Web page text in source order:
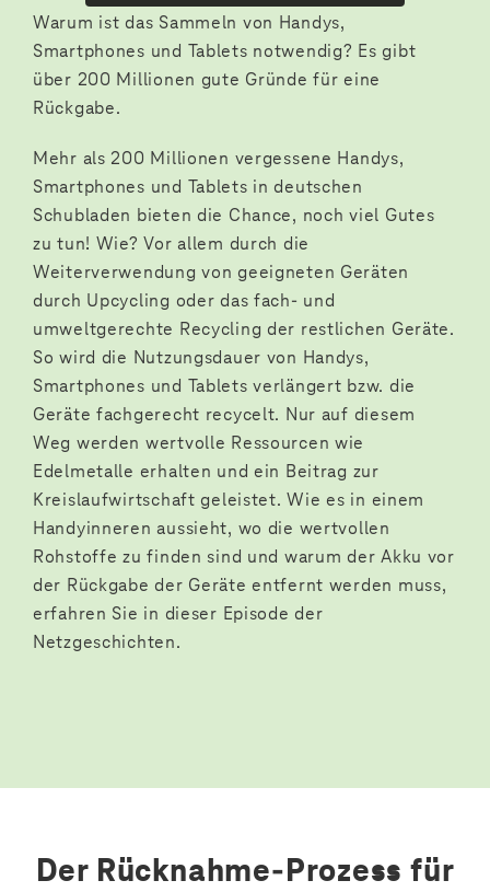
Warum ist das Sammeln von Handys,
Smartphones und Tablets notwendig? Es gibt
über 200 Millionen gute Gründe für eine
Rückgabe.
Mehr als 200 Millionen vergessene Handys,
Smartphones und Tablets in deutschen
Schubladen bieten die Chance, noch viel Gutes
zu tun! Wie? Vor allem durch die
Weiterverwendung von geeigneten Geräten
durch Upcycling oder das fach- und
umweltgerechte Recycling der restlichen Geräte.
So wird die Nutzungsdauer von Handys,
Smartphones und Tablets verlängert bzw. die
Geräte fachgerecht recycelt. Nur auf diesem
Weg werden wertvolle Ressourcen wie
Edelmetalle erhalten und ein Beitrag zur
Kreislaufwirtschaft geleistet. Wie es in einem
Handyinneren aussieht, wo die wertvollen
Rohstoffe zu finden sind und warum der Akku vor
der Rückgabe der Geräte entfernt werden muss,
erfahren Sie in dieser Episode der
Netzgeschichten.
Der Rücknahme-Prozess für